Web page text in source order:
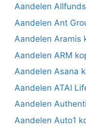
Aandelen
Aandelen Ant
Aandelen Aramis
Aandelen ARM
Aandelen Asana
Aandelen ATAI
Aandelen
Aandelen Auto1